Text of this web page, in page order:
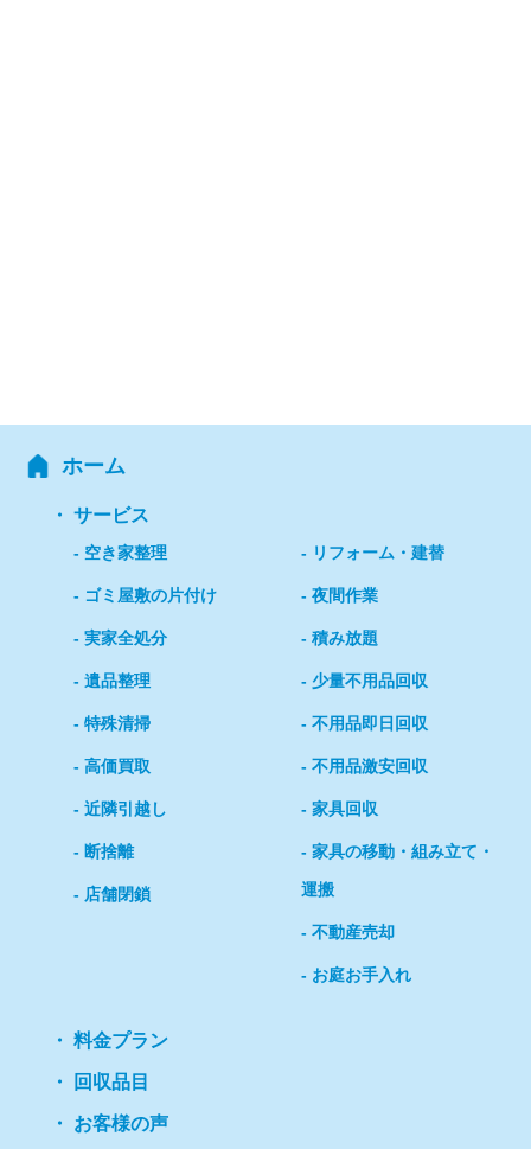
ホーム
サービス
空き家整理
ゴミ屋敷の片付け
実家全処分
遺品整理
特殊清掃
高価買取
近隣引越し
断捨離
店舗閉鎖
リフォーム・建替
夜間作業
積み放題
少量不用品回収
不用品即日回収
不用品激安回収
家具回収
家具の移動・組み立て・
運搬
不動産売却
お庭お手入れ
料金プラン
回収品目
お客様の声